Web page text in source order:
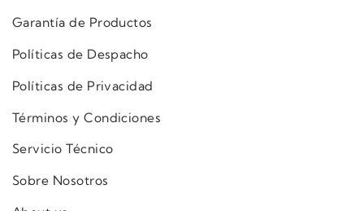
Garantía de Productos
Políticas de Despacho
Políticas de Privacidad
Términos y Condiciones
Servicio Técnico
Sobre Nosotros